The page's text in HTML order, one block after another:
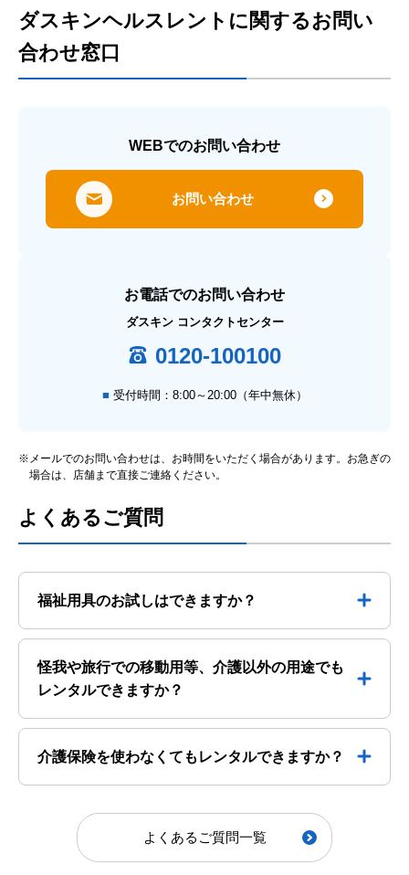
ダスキンヘルスレントに関するお問い
合わせ窓口
WEBでのお問い合わせ
お問い合わせ
お電話でのお問い合わせ
ダスキン コンタクトセンター
0120-100100
受付時間：8:00～20:00（年中無休）
※メールでのお問い合わせは、お時間をいただく場合があります。お急ぎの
場合は、店舗まで直接ご連絡ください。
よくあるご質問
福祉用具のお試しはできますか？
怪我や旅行での移動用等、介護以外の用途でも
レンタルできますか？
介護保険を使わなくてもレンタルできますか？
よくあるご質問一覧